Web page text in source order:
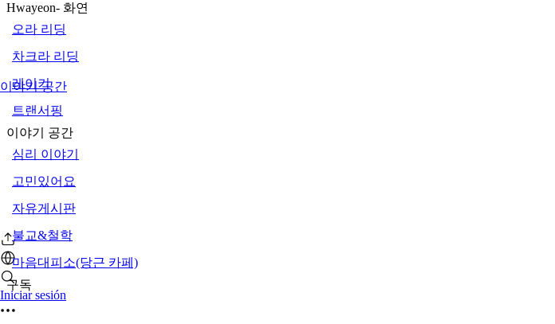
이야기 공간
Iniciar sesión
Hwayeon- 화연
오라 리딩
차크라 리딩
레이키
트랜서핑
이야기 공간
심리 이야기
고민있어요
자유게시판
불교&철학
마음대피소(당근 카페)
구독